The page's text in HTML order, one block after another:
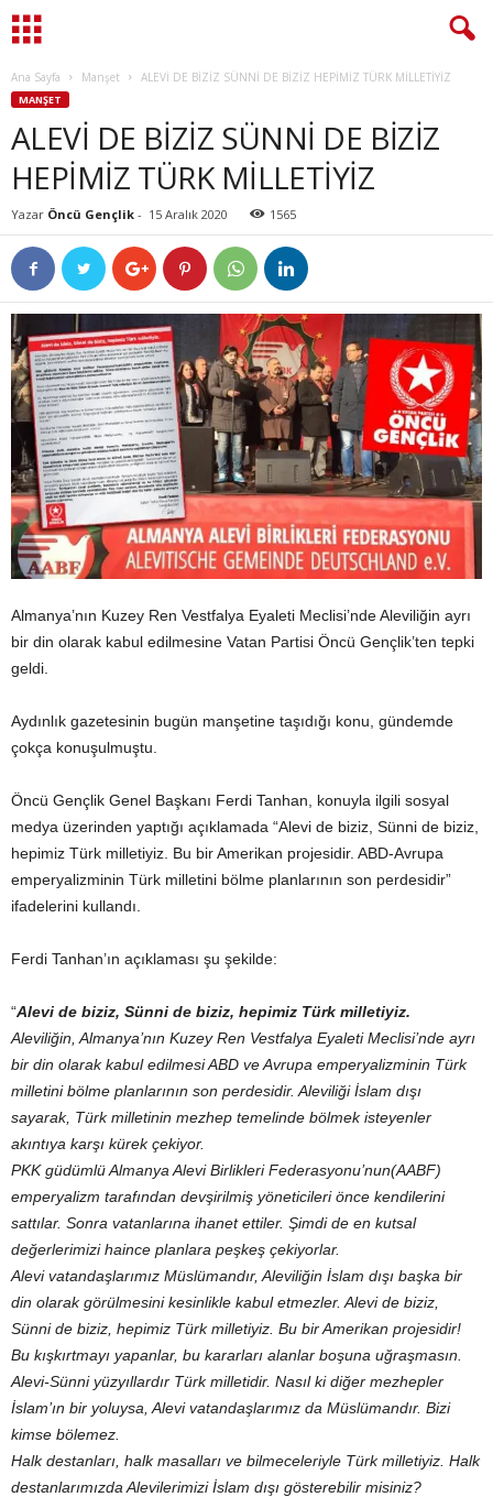
Ana Sayfa Manşet ALEVİ DE BİZİZ SÜNNİ DE BİZİZ HEPİMİZ TÜRK MİLLETİYİZ
MANŞET
ALEVİ DE BİZİZ SÜNNİ DE BİZİZ
HEPİMİZ TÜRK MİLLETİYİZ
Yazar Öncü Gençlik - 15 Aralık 2020 1565
Almanya’nın Kuzey Ren Vestfalya Eyaleti Meclisi’nde Aleviliğin ayrı
bir din olarak kabul edilmesine Vatan Partisi Öncü Gençlik’ten tepki
geldi.
Aydınlık gazetesinin bugün manşetine taşıdığı konu, gündemde
çokça konuşulmuştu.
Öncü Gençlik Genel Başkanı Ferdi Tanhan, konuyla ilgili sosyal
medya üzerinden yaptığı açıklamada “Alevi de biziz, Sünni de biziz,
hepimiz Türk milletiyiz. Bu bir Amerikan projesidir. ABD-Avrupa
emperyalizminin Türk milletini bölme planlarının son perdesidir”
ifadelerini kullandı.
Ferdi Tanhan’ın açıklaması şu şekilde:
“Alevi de biziz, Sünni de biziz, hepimiz Türk milletiyiz.
Aleviliğin, Almanya’nın Kuzey Ren Vestfalya Eyaleti Meclisi’nde ayrı
bir din olarak kabul edilmesi ABD ve Avrupa emperyalizminin Türk
milletini bölme planlarının son perdesidir. Aleviliği İslam dışı
sayarak, Türk milletinin mezhep temelinde bölmek isteyenler
akıntıya karşı kürek çekiyor.
PKK güdümlü Almanya Alevi Birlikleri Federasyonu’nun(AABF)
emperyalizm tarafından devşirilmiş yöneticileri önce kendilerini
sattılar. Sonra vatanlarına ihanet ettiler. Şimdi de en kutsal
değerlerimizi haince planlara peşkeş çekiyorlar.
Alevi vatandaşlarımız Müslümandır, Aleviliğin İslam dışı başka bir
din olarak görülmesini kesinlikle kabul etmezler. Alevi de biziz,
Sünni de biziz, hepimiz Türk milletiyiz. Bu bir Amerikan projesidir!
Bu kışkırtmayı yapanlar, bu kararları alanlar boşuna uğraşmasın.
Alevi-Sünni yüzyıllardır Türk milletidir. Nasıl ki diğer mezhepler
İslam’ın bir yoluysa, Alevi vatandaşlarımız da Müslümandır. Bizi
kimse bölemez.
Halk destanları, halk masalları ve bilmeceleriyle Türk milletiyiz. Halk
destanlarımızda Alevilerimizi İslam dışı gösterebilir misiniz?